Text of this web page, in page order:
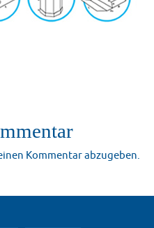
Kommentar abzugeben.